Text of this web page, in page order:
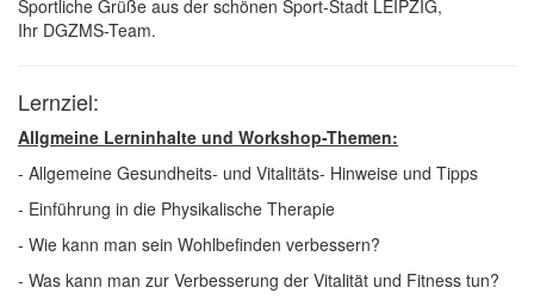
Sportliche Grüße aus der schönen Sport-Stadt LEIPZIG,
Ihr DGZMS-Team.
Lernziel:
Allgmeine Lerninhalte und Workshop-Themen:
- Allgemeine Gesundheits- und Vitalitäts- Hinweise und Tipps
- Einführung in die Physikalische Therapie
- Wie kann man sein Wohlbefinden verbessern?
- Was kann man zur Verbesserung der Vitalität und Fitness tun?